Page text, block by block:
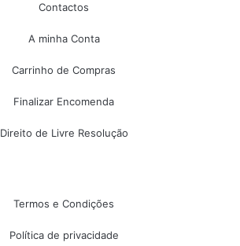
Contactos
A minha Conta
Carrinho de Compras
Finalizar Encomenda
Direito de Livre Resolução
Termos e Condições
Política de privacidade